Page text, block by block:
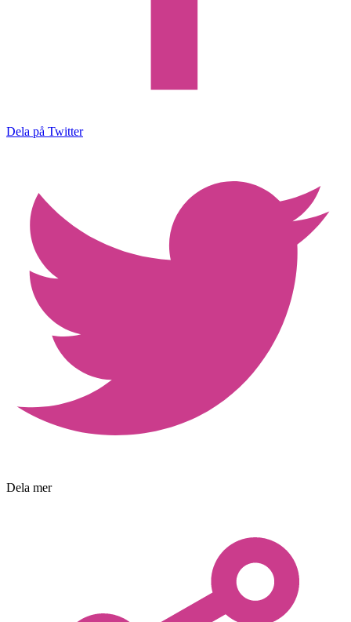
Dela på Twitter
Dela mer